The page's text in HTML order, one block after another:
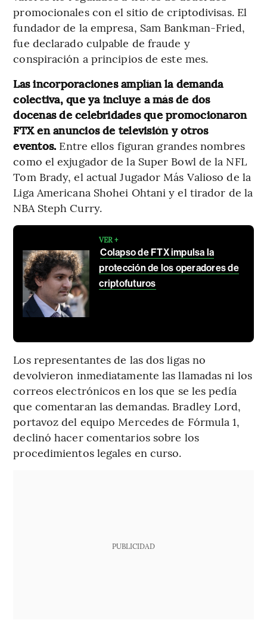
promocionales con el sitio de criptodivisas. El
fundador de la empresa, Sam Bankman-Fried,
fue declarado culpable de fraude y
conspiración a principios de este mes.
Las incorporaciones amplían la demanda
colectiva, que ya incluye a más de dos
docenas de celebridades que promocionaron
FTX en anuncios de televisión y otros
eventos. Entre ellos figuran grandes nombres
como el exjugador de la Super Bowl de la NFL
Tom Brady, el actual Jugador Más Valioso de la
Liga Americana Shohei Ohtani y el tirador de la
NBA Steph Curry.
VER +
Colapso de FTX impulsa la
protección de los operadores de
criptofuturos
Los representantes de las dos ligas no
devolvieron inmediatamente las llamadas ni los
correos electrónicos en los que se les pedía
que comentaran las demandas. Bradley Lord,
portavoz del equipo Mercedes de Fórmula 1,
declinó hacer comentarios sobre los
procedimientos legales en curso.
PUBLICIDAD